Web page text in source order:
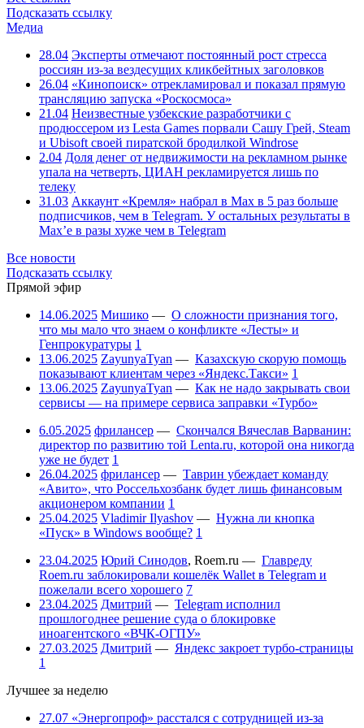
Подсказать ссылку
Медиа
28.04 Эксперты отмечают постоянный рост стресса
россиян из-за вездесущих кликбейтных заголовков
26.04 «Кинопоиск» отрекламировал и показал прямую
трансляцию запуска «Роскосмоса»
21.04 Неизвестные узбекские разработчики с
продюссером из Lesta Games порвали Сашу Грей, Steam
и Ubisoft своей пиратской бродилкой Windrose
2.04 Доля денег от недвижимости на рекламном рынке
упала на четверть, ЦИАН рекламируется лишь по
телеку
31.03 Аккаунт «Кремля» набрал в Max в 5 раз больше
подписчиков, чем в Telegram. У остальных результаты в
Max’е в разы хуже чем в Telegram
Все новости
Подсказать ссылку
Прямой эфир
14.06.2025 Мишико — О сложности признания того,
что мы мало что знаем о конфликте «Лесты» и
Генпрокуратуры 1
13.06.2025 ZayunyaTyan — Казахскую скорую помощь
показывают клиентам через «Яндекс.Такси» 1
13.06.2025 ZayunyaTyan — Как не надо закрывать свои
сервисы — на примере сервиса заправки «Турбо»
6.05.2025 фрилансер — Скончался Вячеслав Варванин:
директор по развитию той Lenta.ru, которой она никогда
уже не будет 1
26.04.2025 фрилансер — Таврин убеждает команду
«Авито», что Россельхозбанк будет лишь финансовым
акционером компании 1
25.04.2025 Vladimir Ilyashov — Нужна ли кнопка
«Пуск» в Windows вообще? 1
23.04.2025 Юрий Синодов, Roem.ru — Главреду
Roem.ru заблокировали кошелёк Wallet в Telegram и
пожелали всего хорошего 7
23.04.2025 Дмитрий — Telegram исполнил
прошлогоднее решение суда о блокировке
иноагентского «ВЧК-ОГПУ»
27.03.2025 Дмитрий — Яндекс закроет турбо-страницы
1
Лучшее за неделю
27.07 «Энергопроф» расстался с сотрудницей из-за